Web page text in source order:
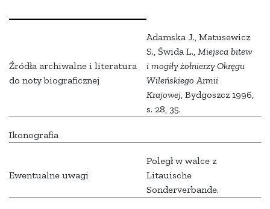
Źródła archiwalne i literatura
do noty biograficznej
Adamska J., Matusewicz
S., Świda L., Miejsca bitew
i mogiły żołnierzy Okręgu
Wileńskiego Armii
Krajowej, Bydgoszcz 1996,
s. 28, 35.
Ikonografia
Ewentualne uwagi
Poległ w walce z
Litauische
Sonderverbande.